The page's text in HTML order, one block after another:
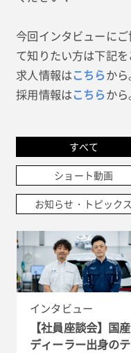
今回インタビューにご
て知りたい方は下記を
求人情報はこちらから
採用情報はこちらから
すべて
ショート動画
お知らせ・トピックス
インタビュー
【社員座談会】国産
ディーラー出身のテ